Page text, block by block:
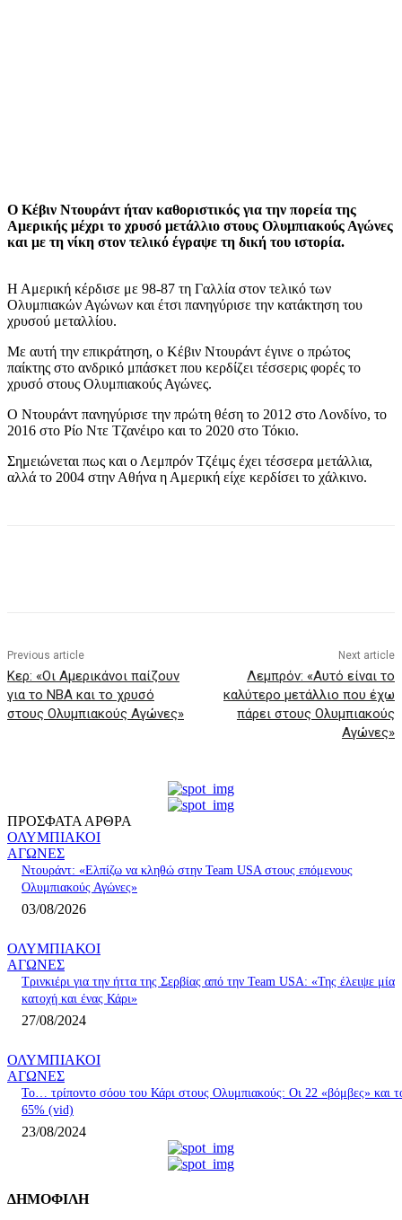
Ο Κέβιν Ντουράντ ήταν καθοριστικός για την πορεία της
Αμερικής μέχρι το χρυσό μετάλλιο στους Ολυμπιακούς Αγώνες
και με τη νίκη στον τελικό έγραψε τη δική του ιστορία.
Η Αμερική κέρδισε με 98-87 τη Γαλλία στον τελικό των
Ολυμπιακών Αγώνων και έτσι πανηγύρισε την κατάκτηση του
χρυσού μεταλλίου.
Με αυτή την επικράτηση, ο Κέβιν Ντουράντ έγινε ο πρώτος
παίκτης στο ανδρικό μπάσκετ που κερδίζει τέσσερις φορές το
χρυσό στους Ολυμπιακούς Αγώνες.
Ο Ντουράντ πανηγύρισε την πρώτη θέση το 2012 στο Λονδίνο, το
2016 στο Ρίο Ντε Τζανέιρο και το 2020 στο Τόκιο.
Σημειώνεται πως και ο Λεμπρόν Τζέιμς έχει τέσσερα μετάλλια,
αλλά το 2004 στην Αθήνα η Αμερική είχε κερδίσει το χάλκινο.
Previous article
Κερ: «Οι Αμερικάνοι παίζουν
για το ΝΒΑ και το χρυσό
στους Ολυμπιακούς Αγώνες»
Next article
Λεμπρόν: «Αυτό είναι το
καλύτερο μετάλλιο που έχω
πάρει στους Ολυμπιακούς
Αγώνες»
ΠΡΟΣΦΑΤΑ ΑΡΘΡΑ
ΟΛΥΜΠΙΑΚΟΙ
ΑΓΩΝΕΣ
Ντουράντ: «Ελπίζω να κληθώ στην Team USA στους επόμενους
Ολυμπιακούς Αγώνες»
03/08/2026
ΟΛΥΜΠΙΑΚΟΙ
ΑΓΩΝΕΣ
Τρινκιέρι για την ήττα της Σερβίας από την Team USA: «Της έλειψε μία
κατοχή και ένας Κάρι»
27/08/2024
ΟΛΥΜΠΙΑΚΟΙ
ΑΓΩΝΕΣ
Το… τρίποντο σόου του Κάρι στους Ολυμπιακούς: Οι 22 «βόμβες» και
65% (vid)
23/08/2024
ΔΗΜΟΦΙΛΗ